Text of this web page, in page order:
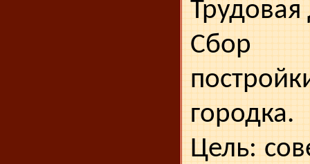
Трудовая
Сбор
городка.
Цель: